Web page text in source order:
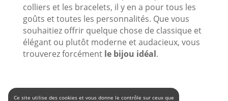
colliers et les bracelets, il y en a pour tous les
goûts et toutes les personnalités. Que vous
souhaitiez offrir quelque chose de classique et
élégant ou plutôt moderne et audacieux, vous
trouverez forcément le bijou idéal.
Ce site utilise des cookies et vous donne le contrôle sur ceux que